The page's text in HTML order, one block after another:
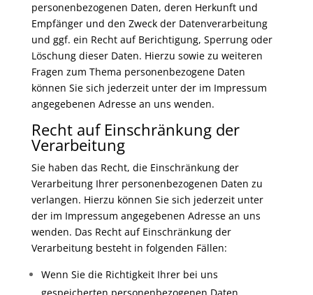
personenbezogenen Daten, deren Herkunft und
Empfänger und den Zweck der Datenverarbeitung
und ggf. ein Recht auf Berichtigung, Sperrung oder
Löschung dieser Daten. Hierzu sowie zu weiteren
Fragen zum Thema personenbezogene Daten
können Sie sich jederzeit unter der im Impressum
angegebenen Adresse an uns wenden.
Recht auf Einschränkung der
Verarbeitung
Sie haben das Recht, die Einschränkung der
Verarbeitung Ihrer personenbezogenen Daten zu
verlangen. Hierzu können Sie sich jederzeit unter
der im Impressum angegebenen Adresse an uns
wenden. Das Recht auf Einschränkung der
Verarbeitung besteht in folgenden Fällen:
Wenn Sie die Richtigkeit Ihrer bei uns